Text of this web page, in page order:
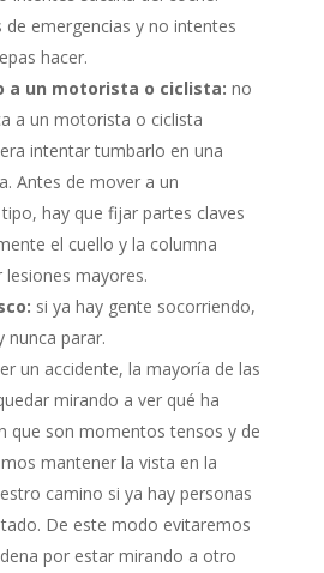
de emergencias y no intentes
hacer.
a un motorista o ciclista: no
a un motorista o ciclista
intentar tumbarlo en una
Antes de mover a un
hay que fijar partes claves
el cuello y la columna
mayores.
si ya hay gente socorriendo,
nunca parar.
un accidente, la mayoría de las
mirando a ver qué ha
que son momentos tensos y de
mantener la vista en la
camino si ya hay personas
De este modo evitaremos
por estar mirando a otro